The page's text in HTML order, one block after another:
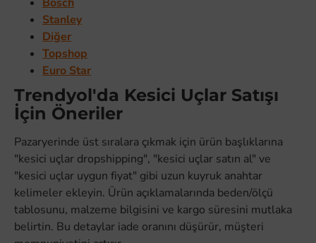
Stanley
Diğer
Topshop
Euro Star
Trendyol'da Kesici Uçlar Satışı
İçin Öneriler
Pazaryerinde üst sıralara çıkmak için ürün başlıklarına
"kesici uçlar dropshipping", "kesici uçlar satın al" ve
"kesici uçlar uygun fiyat" gibi uzun kuyruk anahtar
kelimeler ekleyin. Ürün açıklamalarında beden/ölçü
tablosunu, malzeme bilgisini ve kargo süresini mutlaka
belirtin. Bu detaylar iade oranını düşürür, müşteri